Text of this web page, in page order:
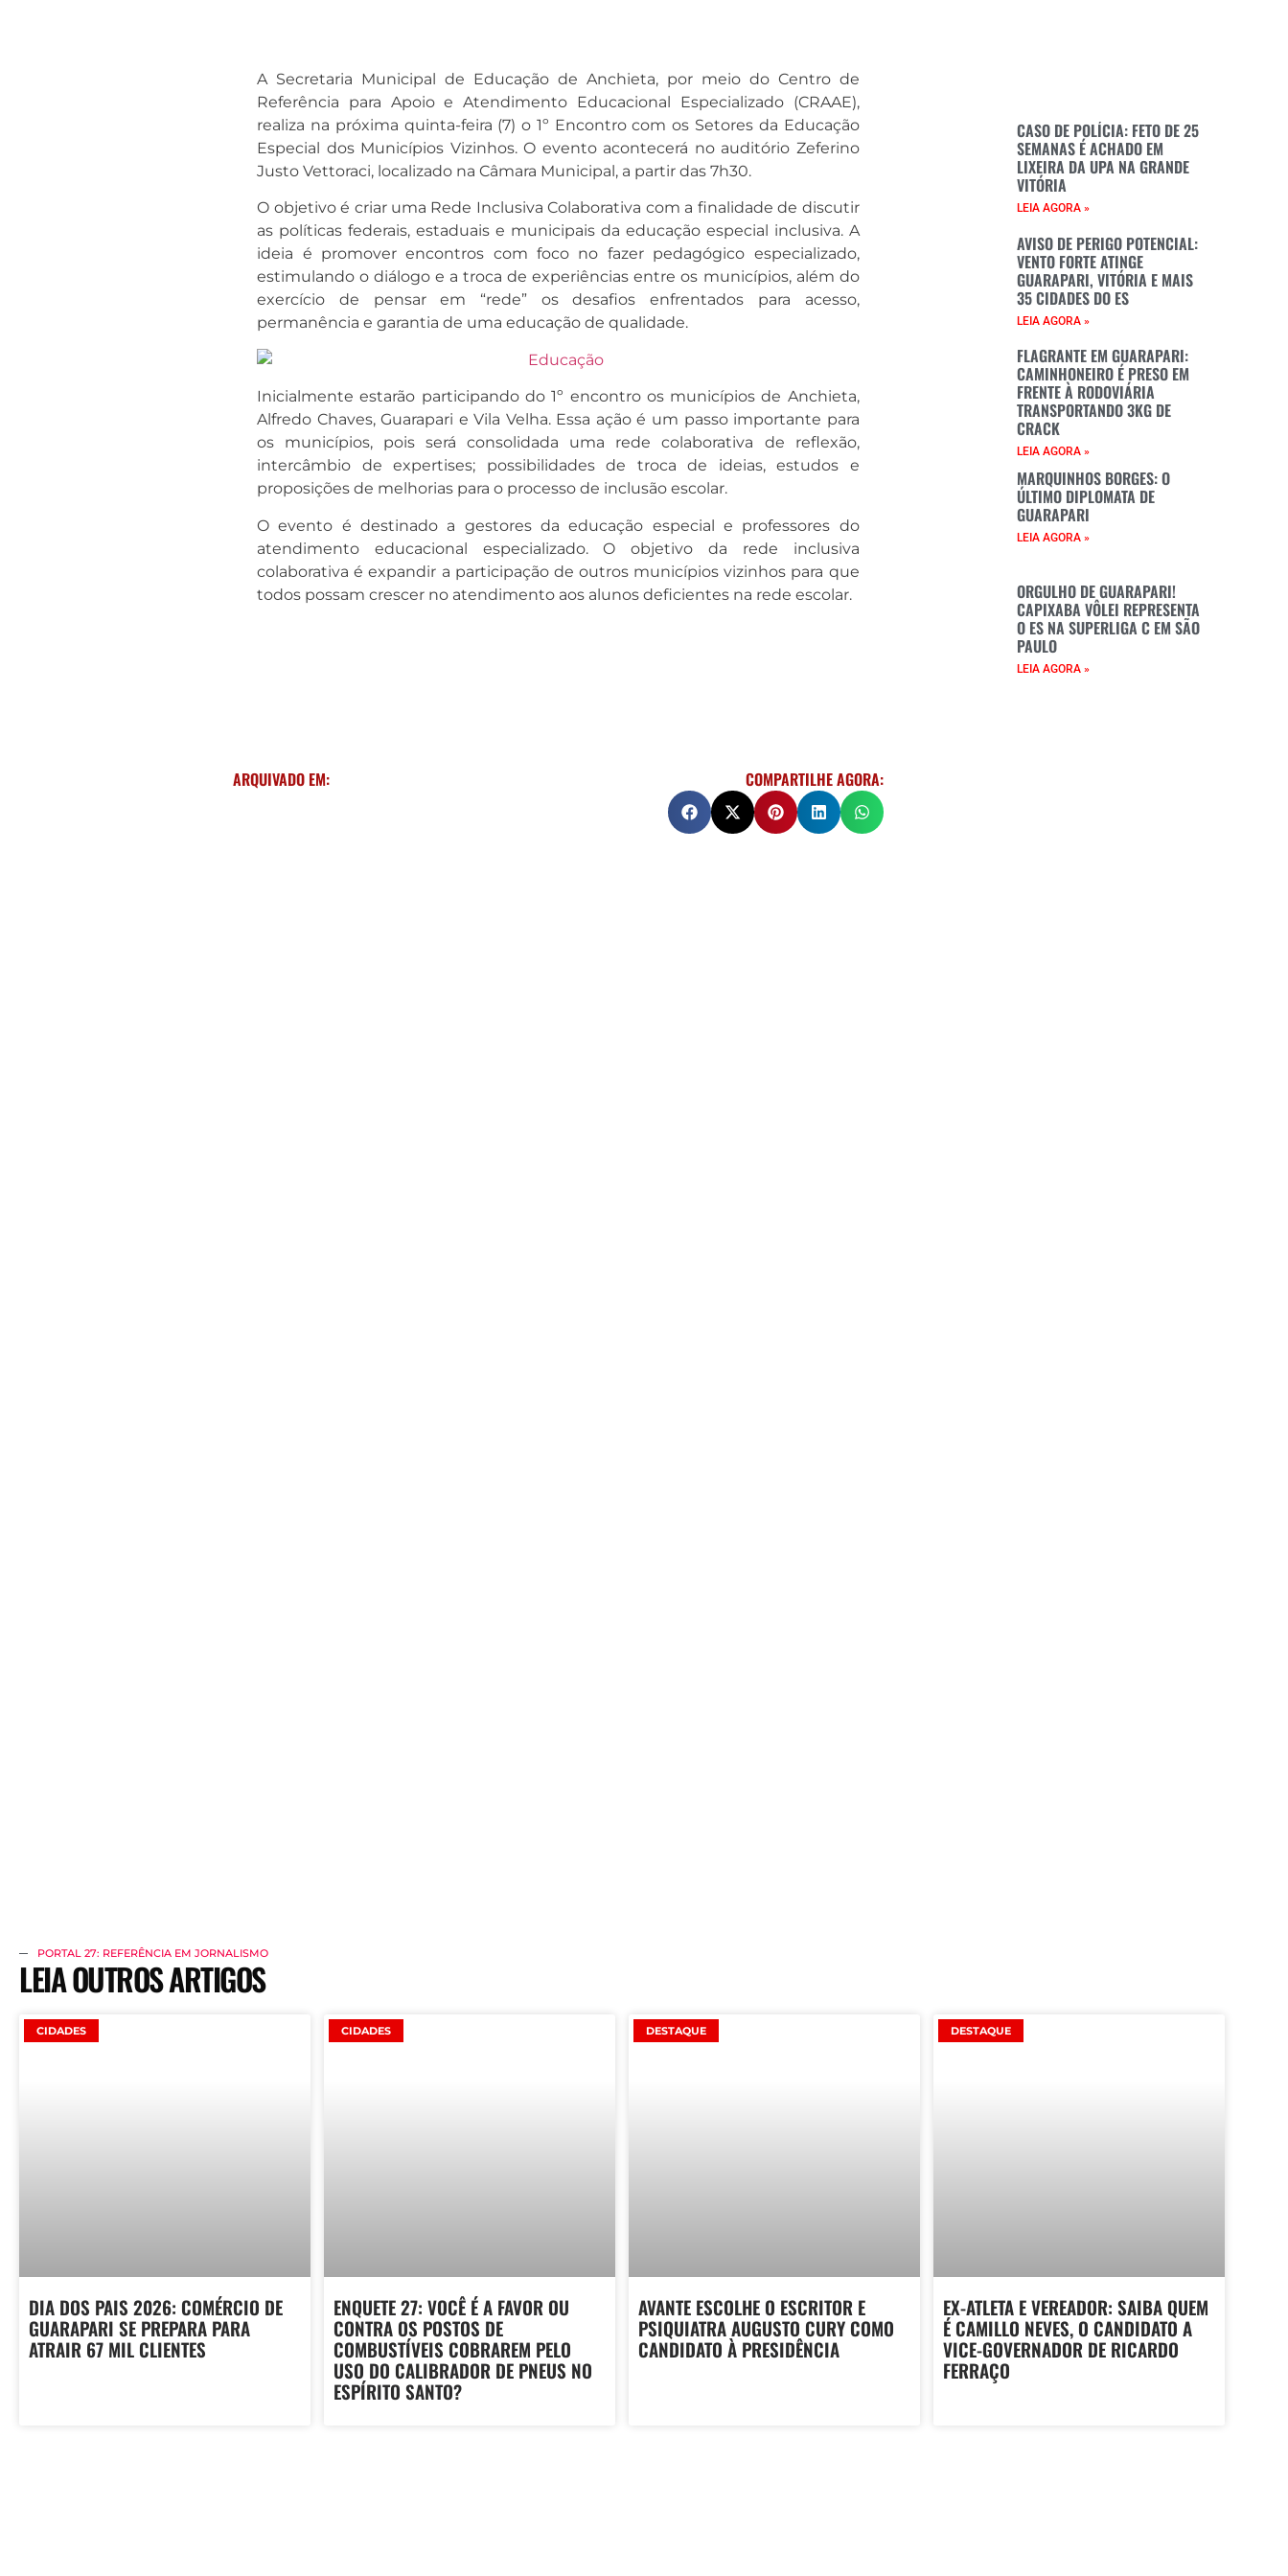
A Secretaria Municipal de Educação de Anchieta, por meio do Centro de
Referência para Apoio e Atendimento Educacional Especializado (CRAAE),
realiza na próxima quinta-feira (7) o 1º Encontro com os Setores da Educação
Especial dos Municípios Vizinhos. O evento acontecerá no auditório Zeferino
Justo Vettoraci, localizado na Câmara Municipal, a partir das 7h30.
O objetivo é criar uma Rede Inclusiva Colaborativa com a finalidade de discutir
as políticas federais, estaduais e municipais da educação especial inclusiva. A
ideia é promover encontros com foco no fazer pedagógico especializado,
estimulando o diálogo e a troca de experiências entre os municípios, além do
exercício de pensar em “rede” os desafios enfrentados para acesso,
permanência e garantia de uma educação de qualidade.
Inicialmente estarão participando do 1º encontro os municípios de Anchieta,
Alfredo Chaves, Guarapari e Vila Velha. Essa ação é um passo importante para
os municípios, pois será consolidada uma rede colaborativa de reflexão,
intercâmbio de expertises; possibilidades de troca de ideias, estudos e
proposições de melhorias para o processo de inclusão escolar.
O evento é destinado a gestores da educação especial e professores do
atendimento educacional especializado. O objetivo da rede inclusiva
colaborativa é expandir a participação de outros municípios vizinhos para que
todos possam crescer no atendimento aos alunos deficientes na rede escolar.
ARQUIVADO EM: COMPARTILHE AGORA:
CASO DE POLÍCIA: FETO DE 25
SEMANAS É ACHADO EM
LIXEIRA DA UPA NA GRANDE
VITÓRIA
LEIA AGORA »
AVISO DE PERIGO POTENCIAL:
VENTO FORTE ATINGE
GUARAPARI, VITÓRIA E MAIS
35 CIDADES DO ES
LEIA AGORA »
FLAGRANTE EM GUARAPARI:
CAMINHONEIRO É PRESO EM
FRENTE À RODOVIÁRIA
TRANSPORTANDO 3KG DE
CRACK
LEIA AGORA »
MARQUINHOS BORGES: O
ÚLTIMO DIPLOMATA DE
GUARAPARI
LEIA AGORA »
ORGULHO DE GUARAPARI!
CAPIXABA VÔLEI REPRESENTA
O ES NA SUPERLIGA C EM SÃO
PAULO
LEIA AGORA »
PORTAL 27: REFERÊNCIA EM JORNALISMO
LEIA OUTROS ARTIGOS
CIDADES
DIA DOS PAIS 2026: COMÉRCIO DE
GUARAPARI SE PREPARA PARA
ATRAIR 67 MIL CLIENTES
CIDADES
ENQUETE 27: VOCÊ É A FAVOR OU
CONTRA OS POSTOS DE
COMBUSTÍVEIS COBRAREM PELO
USO DO CALIBRADOR DE PNEUS NO
ESPÍRITO SANTO?
DESTAQUE
AVANTE ESCOLHE O ESCRITOR E
PSIQUIATRA AUGUSTO CURY COMO
CANDIDATO À PRESIDÊNCIA
DESTAQUE
EX-ATLETA E VEREADOR: SAIBA QUEM
É CAMILLO NEVES, O CANDIDATO A
VICE-GOVERNADOR DE RICARDO
FERRAÇO